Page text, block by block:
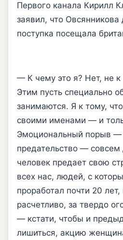
Первого канала Кирилл
заявил, что Овсянникова
поступка посещала
— К чему это я? Нет, не
Этим пусть специально
занимаются. Я к тому,
своими именами — и
Эмоциональный порыв —
предательство — совсем
человек предает свою
всех нас, людей, с
проработал почти 20
расчетливо, за твердо
— кстати, чтобы и
лишиться, акцию